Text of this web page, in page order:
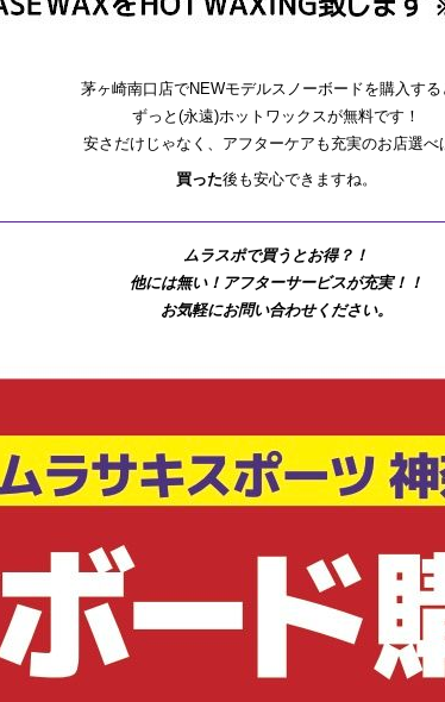
茅ヶ崎南口店でNEWモデルスノーボードを購入する
ずっと(永遠)ホットワックスが無料です！
安さだけじゃなく、アフターケアも充実のお店選べ
買った後も安心できますね。
ムラスポで買うとお得？！
他には無い！アフターサービスが充実！！
お気軽にお問い合わせください。